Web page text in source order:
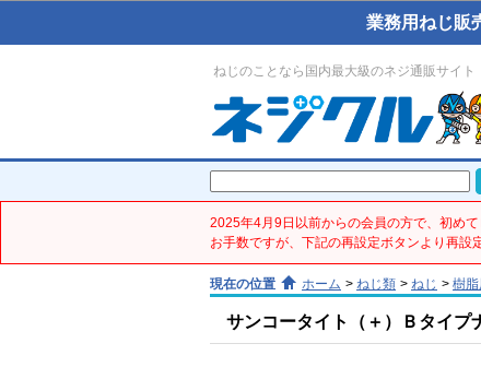
業務用ねじ販
ねじのことなら国内最大級のネジ通販サイト
2025年4月9日以前からの会員の方で、初め
お手数ですが、下記の再設定ボタンより再設
現在の位置 ホーム > ねじ類 > ねじ > 樹脂
サンコータイト（＋）Ｂタイプ